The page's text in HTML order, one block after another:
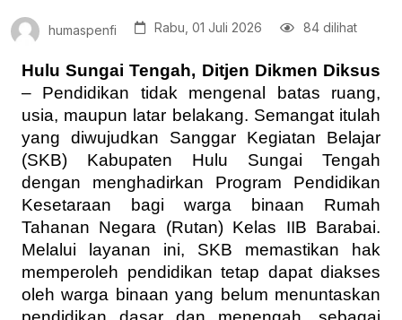
humaspenfi Rabu, 01 Juli 2026 84 dilihat
Hulu Sungai Tengah, Ditjen Dikmen Diksus
– Pendidikan tidak mengenal batas ruang,
usia, maupun latar belakang. Semangat itulah
yang diwujudkan Sanggar Kegiatan Belajar
(SKB) Kabupaten Hulu Sungai Tengah
dengan menghadirkan Program Pendidikan
Kesetaraan bagi warga binaan Rumah
Tahanan Negara (Rutan) Kelas IIB Barabai.
Melalui layanan ini, SKB memastikan hak
memperoleh pendidikan tetap dapat diakses
oleh warga binaan yang belum menuntaskan